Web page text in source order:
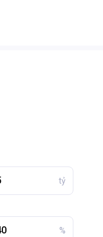
tỷ
%